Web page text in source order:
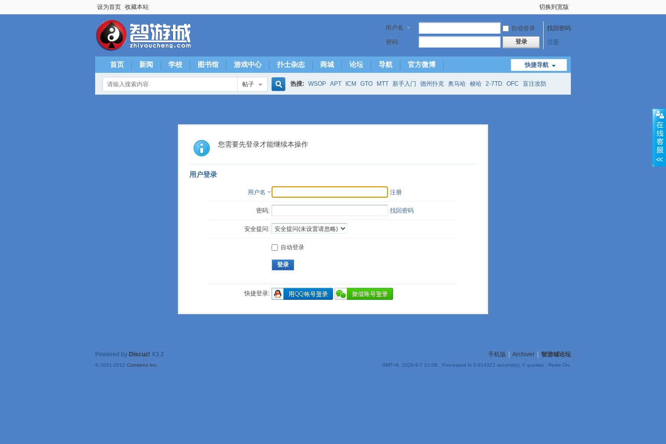
设为首页 收藏本站 切换到宽版
用户名 自动登录
找回密码
密码
登录 注册
快捷导航
首页 新闻 学校 图书馆 游戏中心 扑士杂志 商城 论坛 导航 官方微博
帖子
索
热搜: WSOP APT ICM GTO MTT 新手入门 德州扑克 奥马哈 梭哈 2-7TD OFC 盲注攻防
大发取钱 短筹码优势 澳门 永利
您需要先登录才能继续本操作
用户登录
用户名 注册
密码: 找回密码
安全提问:
自动登录
登录
快捷登录:
手机版 Archiver 智游城论坛
GMT+8, 2026-8-7 21:08 , Processed in 0.014322 second(s), 0 queries , Redis On.
Powered by Discuz! X3.2
© 2001-2012 Comsenz Inc.